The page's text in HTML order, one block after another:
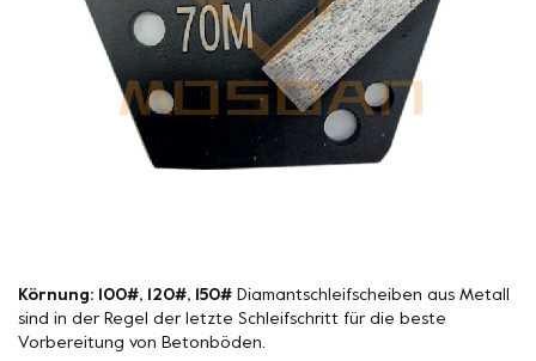
Körnung: 100#, 120#, 150#
Diamantschleifscheiben aus Metall
sind in der Regel der letzte Schleifschritt für die beste
Vorbereitung von Betonböden.